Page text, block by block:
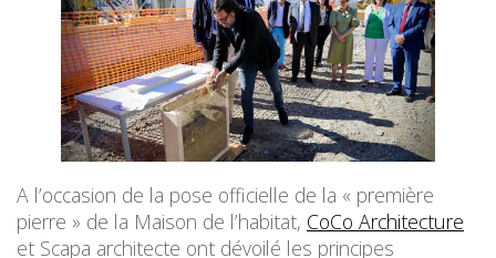
A l’occasion de la pose officielle de la « première
pierre » de la Maison de l’habitat, CoCo Architecture
et Scapa architecte ont dévoilé les principes